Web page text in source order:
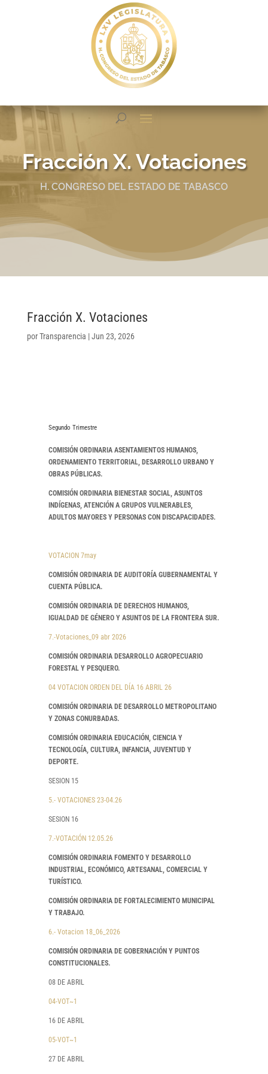
Fracción X. Votaciones
H. CONGRESO DEL ESTADO DE TABASCO
Fracción X. Votaciones
porTransparencia |Jun 23, 2026
Segundo Trimestre
COMISIÓN ORDINARIA ASENTAMIENTOS HUMANOS,
ORDENAMIENTO TERRITORIAL, DESARROLLO URBANO Y
OBRAS PÚBLICAS.
COMISIÓN ORDINARIA BIENESTAR SOCIAL, ASUNTOS
INDÍGENAS, ATENCIÓN A GRUPOS VULNERABLES,
ADULTOS MAYORES Y PERSONAS CON DISCAPACIDADES.
VOTACION 7may
COMISIÓN ORDINARIA DE AUDITORÍA GUBERNAMENTAL Y
CUENTA PÚBLICA.
COMISIÓN ORDINARIA DE DERECHOS HUMANOS,
IGUALDAD DE GÉNERO Y ASUNTOS DE LA FRONTERA SUR.
7.-Votaciones_09 abr 2026
COMISIÓN ORDINARIA DESARROLLO AGROPECUARIO
FORESTAL Y PESQUERO.
04 VOTACION ORDEN DEL DÍA 16 ABRIL 26
COMISIÓN ORDINARIA DE DESARROLLO METROPOLITANO
Y ZONAS CONURBADAS.
COMISIÓN ORDINARIA EDUCACIÓN, CIENCIA Y
TECNOLOGÍA, CULTURA, INFANCIA, JUVENTUD Y
DEPORTE.
SESION 15
5.- VOTACIONES 23-04.26
SESION 16
7.-VOTACIÓN 12.05.26
COMISIÓN ORDINARIA FOMENTO Y DESARROLLO
INDUSTRIAL, ECONÓMICO, ARTESANAL, COMERCIAL Y
TURÍSTICO.
COMISIÓN ORDINARIA DE FORTALECIMIENTO MUNICIPAL
Y TRABAJO.
6.- Votacion 18_06_2026
COMISIÓN ORDINARIA DE GOBERNACIÓN Y PUNTOS
CONSTITUCIONALES.
08 DE ABRIL
04-VOT~1
16 DE ABRIL
05-VOT~1
27 DE ABRIL